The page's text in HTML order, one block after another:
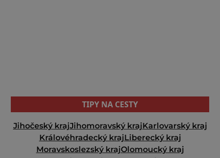
TIPY NA CESTY
Jihočeský krajJihomoravský krajKarlovarský kraj
Královéhradecký krajLiberecký kraj
Moravskoslezský krajOlomoucký kraj